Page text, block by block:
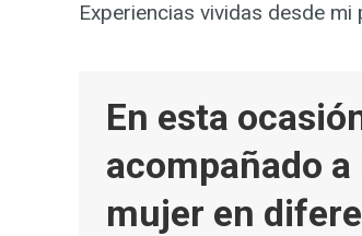
Experiencias vividas desde
En esta
acompañado a
mujer en